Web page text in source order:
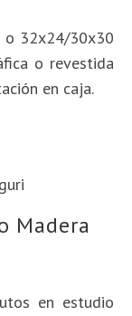
32x24/30x30
o revestida
en caja.
Madera
en estudio